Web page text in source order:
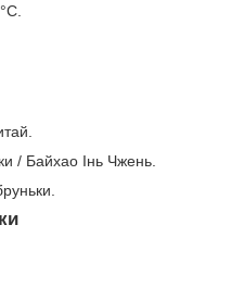
/ Байхао Інь Чжень.